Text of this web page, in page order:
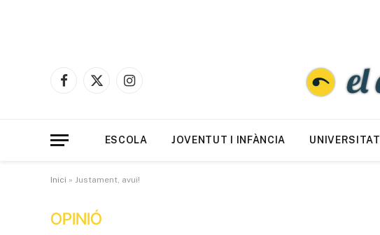
Facebook
X
Instagram
ESCOLA JOVENTUT I INFÀNCIA UNIVERSITAT
Inici » Justament, avui!
OPINIÓ